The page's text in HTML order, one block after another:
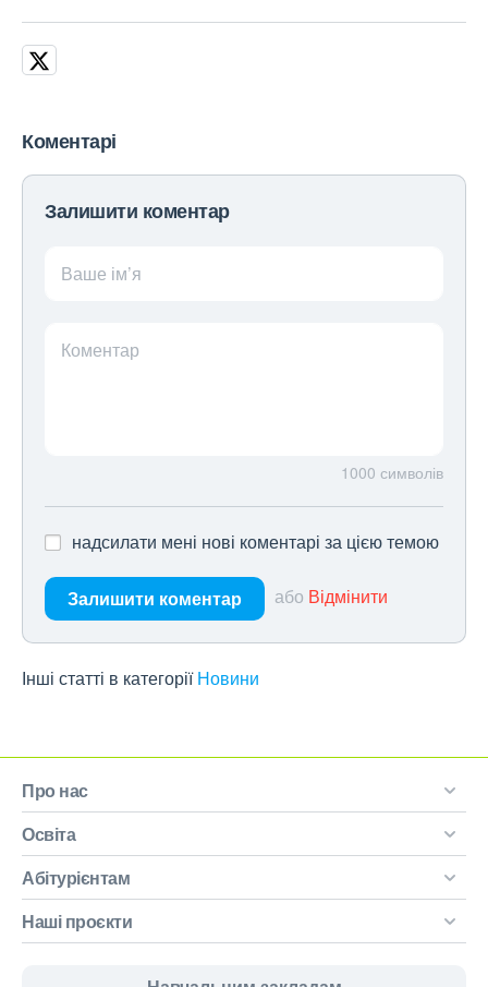
Коментарі
Залишити коментар
Ваше ім’я
Коментар
1000 символів
надсилати мені нові коментарі за цією темою
Залишити коментар або Відмінити
Інші статті в категорії Новини
Про нас
Освіта
Абітурієнтам
Наші проєкти